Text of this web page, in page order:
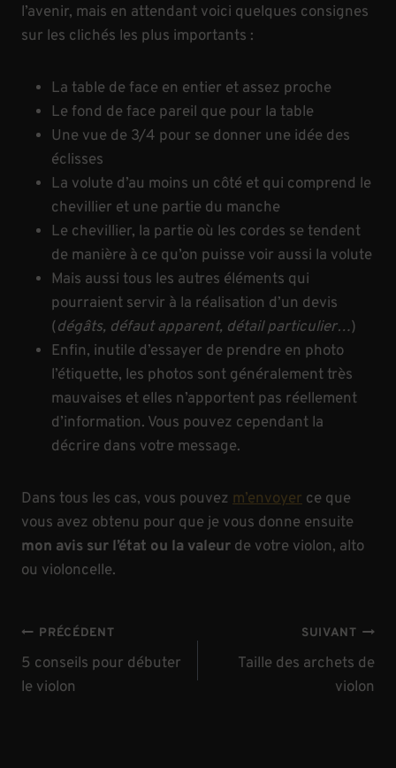
l’avenir, mais en attendant voici quelques consignes
sur les clichés les plus importants :
La table de face en entier et assez proche
Le fond de face pareil que pour la table
Une vue de 3/4 pour se donner une idée des
éclisses
La volute d’au moins un côté et qui comprend le
chevillier et une partie du manche
Le chevillier, la partie où les cordes se tendent
de manière à ce qu’on puisse voir aussi la volute
Mais aussi tous les autres éléments qui
pourraient servir à la réalisation d’un devis
(dégâts, défaut apparent, détail particulier…)
Enfin, inutile d’essayer de prendre en photo
l’étiquette, les photos sont généralement très
mauvaises et elles n’apportent pas réellement
d’information. Vous pouvez cependant la
décrire dans votre message.
Dans tous les cas, vous pouvez m’envoyer ce que
vous avez obtenu pour que je vous donne ensuite
mon avis sur l’état ou la valeur de votre violon, alto
ou violoncelle.
Navigation
de
l’article
PRÉCÉDENT
5 conseils pour débuter
le violon
SUIVANT
Taille des archets de
violon